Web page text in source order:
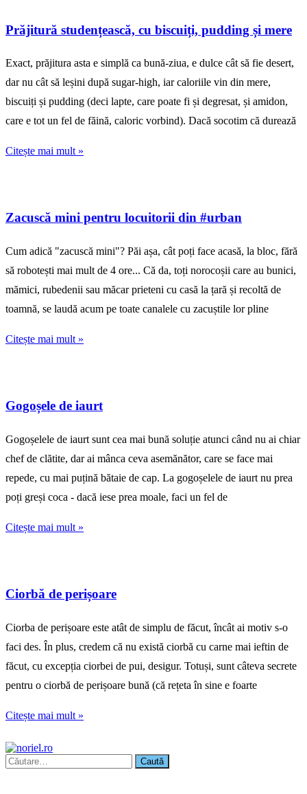
Prăjitură studențească, cu biscuiți, pudding și mere
Exact, prăjitura asta e simplă ca bună-ziua, e dulce cât să fie desert,
dar nu cât să leșini după sugar-high, iar caloriile vin din mere,
biscuiți și pudding (deci lapte, care poate fi și degresat, și amidon,
care e tot un fel de făină, caloric vorbind). Dacă socotim că durează
Citește mai mult »
Zacuscă mini pentru locuitorii din #urban
Cum adică "zacuscă mini"? Păi așa, cât poți face acasă, la bloc, fără
să robotești mai mult de 4 ore... Că da, toți norocoșii care au bunici,
mămici, rubedenii sau măcar prieteni cu casă la țară și recoltă de
toamnă, se laudă acum pe toate canalele cu zacuștile lor pline
Citește mai mult »
Gogoșele de iaurt
Gogoșelele de iaurt sunt cea mai bună soluție atunci când nu ai chiar
chef de clătite, dar ai mânca ceva asemănător, care se face mai
repede, cu mai puțină bătaie de cap. La gogoșelele de iaurt nu prea
poți greși coca - dacă iese prea moale, faci un fel de
Citește mai mult »
Ciorbă de perișoare
Ciorba de perișoare este atât de simplu de făcut, încât ai motiv s-o
faci des. În plus, credem că nu există ciorbă cu carne mai ieftin de
făcut, cu excepția ciorbei de pui, desigur. Totuși, sunt câteva secrete
pentru o ciorbă de perișoare bună (că rețeta în sine e foarte
Citește mai mult »
Caută
după: